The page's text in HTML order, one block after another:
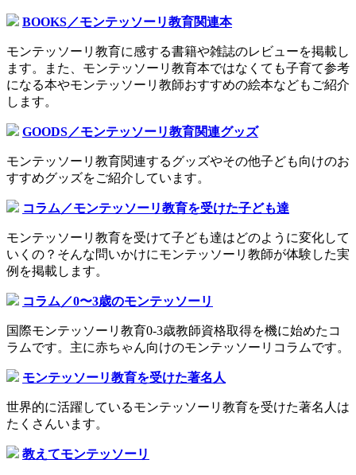
BOOKS／モンテッソーリ教育関連本
モンテッソーリ教育に感する書籍や雑誌のレビューを掲載し
ます。また、モンテッソーリ教育本ではなくても子育て参考
になる本やモンテッソーリ教師おすすめの絵本などもご紹介
します。
GOODS／モンテッソーリ教育関連グッズ
モンテッソーリ教育関連するグッズやその他子ども向けのお
すすめグッズをご紹介しています。
コラム／モンテッソーリ教育を受けた子ども達
モンテッソーリ教育を受けて子ども達はどのように変化して
いくの？そんな問いかけにモンテッソーリ教師が体験した実
例を掲載します。
コラム／0〜3歳のモンテッソーリ
国際モンテッソーリ教育0-3歳教師資格取得を機に始めたコ
ラムです。主に赤ちゃん向けのモンテッソーリコラムです。
モンテッソーリ教育を受けた著名人
世界的に活躍しているモンテッソーリ教育を受けた著名人は
たくさんいます。
教えてモンテッソーリ